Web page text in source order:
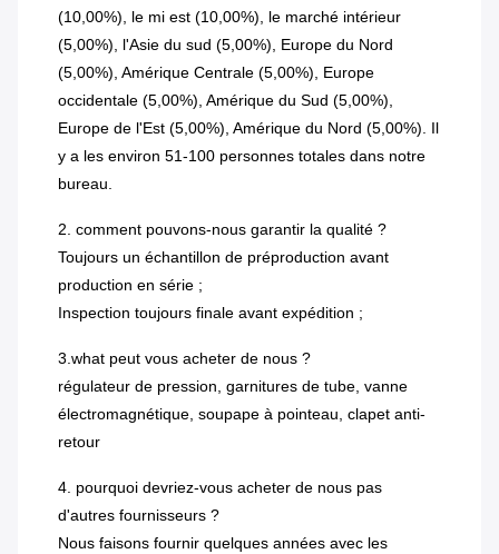
(10,00%), le mi est (10,00%), le marché intérieur
(5,00%), l'Asie du sud (5,00%), Europe du Nord
(5,00%), Amérique Centrale (5,00%), Europe
occidentale (5,00%), Amérique du Sud (5,00%),
Europe de l'Est (5,00%), Amérique du Nord (5,00%). Il
y a les environ 51-100 personnes totales dans notre
bureau.
2. comment pouvons-nous garantir la qualité ?
Toujours un échantillon de préproduction avant
production en série ;
Inspection toujours finale avant expédition ;
3.what peut vous acheter de nous ?
régulateur de pression, garnitures de tube, vanne
électromagnétique, soupape à pointeau, clapet anti-
retour
4. pourquoi devriez-vous acheter de nous pas
d'autres fournisseurs ?
Nous faisons fournir quelques années avec les